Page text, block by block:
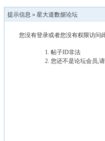
提示信息 » 星大道数据论坛
您没有登录或者您没有权限访问
帖子ID非法
您还不是论坛会员,